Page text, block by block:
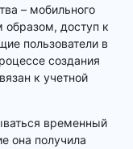
– мобильного
образом, доступ к
пользователи в
создания
к учетной
временный
она получила